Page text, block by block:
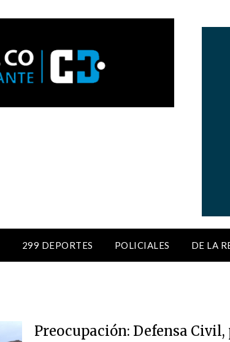
299 DEPORTES POLICIALES DE LA
Preocupación: Defensa